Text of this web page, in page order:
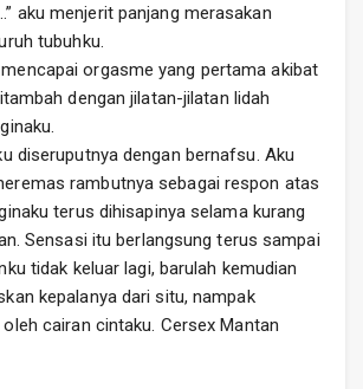
aku menjerit panjang merasakan
tubuhku.
orgasme yang pertama akibat
dengan jilatan-jilatan lidah
diseruputnya dengan bernafsu. Aku
rambutnya sebagai respon atas
terus dihisapinya selama kurang
Sensasi itu berlangsung terus sampai
tidak keluar lagi, barulah kemudian
kepalanya dari situ, nampak
cairan cintaku. Cersex Mantan